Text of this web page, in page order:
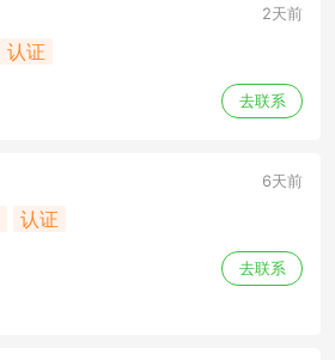
2天前
认证
去联系
6天前
认证
去联系